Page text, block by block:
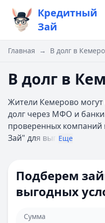
Кредитный
Зай
Главная → В долг в
В долг в
Жители Кемерово
долг через МФО и
проверенных
Зай" для выг Еще
Подберем
выгодных
Сумма